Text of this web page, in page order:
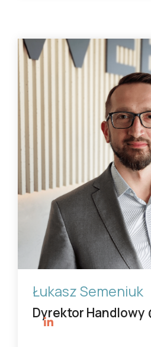
Łukasz Semeniuk
Dyrektor Handlowy